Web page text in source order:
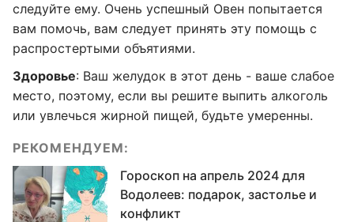
следуйте ему. Очень успешный Овен попытается
вам помочь, вам следует принять эту помощь с
распростертыми объятиями.
Здоровье: Ваш желудок в этот день - ваше слабое
место, поэтому, если вы решите выпить алкоголь
или увлечься жирной пищей, будьте умеренны.
РЕКОМЕНДУЕМ:
Гороскоп на апрель 2024 для
Водолеев: подарок, застолье и
конфликт